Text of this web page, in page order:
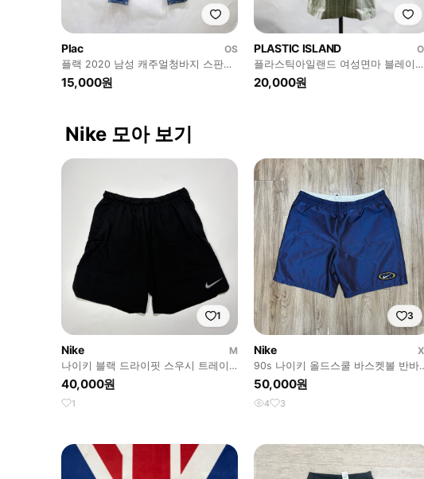
Plac
OS
플랙 2020 남성 캐주얼청바지 스판
30 진스센스
15,000원
PLASTIC ISLAND
플라스틱아일랜드 여성면마 블레이져
자켓 S 진스센스
20,000원
Nike 모아 보기
1
Nike
M
나이키 블랙 드라이핏 스우시 트레이
닝 쇼츠
40,000원
1
3
Nike
90s 나이키 올드스쿨 바스켓볼 반바
XL
50,000원
4 3